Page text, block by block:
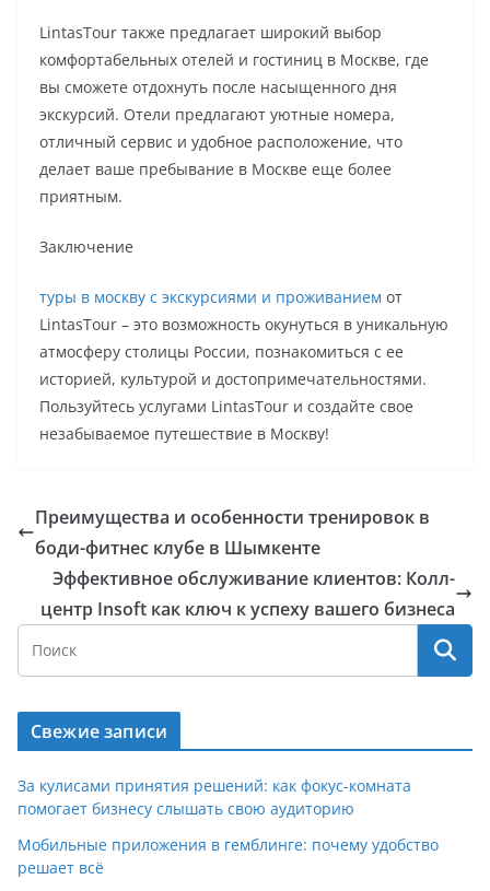
LintasTour также предлагает широкий выбор
комфортабельных отелей и гостиниц в Москве, где
вы сможете отдохнуть после насыщенного дня
экскурсий. Отели предлагают уютные номера,
отличный сервис и удобное расположение, что
делает ваше пребывание в Москве еще более
приятным.
Заключение
туры в москву с экскурсиями и проживанием от
LintasTour – это возможность окунуться в уникальную
атмосферу столицы России, познакомиться с ее
историей, культурой и достопримечательностями.
Пользуйтесь услугами LintasTour и создайте свое
незабываемое путешествие в Москву!
Преимущества и особенности тренировок в
боди-фитнес клубе в Шымкенте
Эффективное обслуживание клиентов: Колл-
центр Insoft как ключ к успеху вашего бизнеса
Свежие записи
За кулисами принятия решений: как фокус-комната
помогает бизнесу слышать свою аудиторию
Мобильные приложения в гемблинге: почему удобство
решает всё